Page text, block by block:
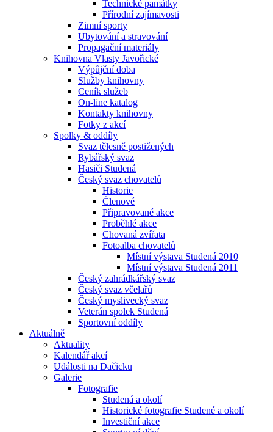
Technické památky
Přírodní zajímavosti
Zimní sporty
Ubytování a stravování
Propagační materiály
Knihovna Vlasty Javořické
Výpůjční doba
Služby knihovny
Ceník služeb
On-line katalog
Kontakty knihovny
Fotky z akcí
Spolky & oddíly
Svaz tělesně postižených
Rybářský svaz
Hasiči Studená
Český svaz chovatelů
Historie
Členové
Připravované akce
Proběhlé akce
Chovaná zvířata
Fotoalba chovatelů
Místní výstava Studená 2010
Místní výstava Studená 2011
Český zahrádkářský svaz
Český svaz včelařů
Český myslivecký svaz
Veterán spolek Studená
Sportovní oddíly
Aktuálně
Aktuality
Kalendář akcí
Události na Dačicku
Galerie
Fotografie
Studená a okolí
Historické fotografie Studené a okolí
Investiční akce